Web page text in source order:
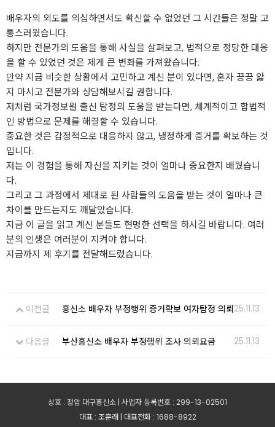
배우자의 외도를 의심하면서도 확신할 수 없었던 그 시간들은 정말 고
통스러웠습니다.
하지만 전문가의 도움을 통해 사실을 살펴보고, 법적으로 정당한 대응
을 할 수 있었던 것은 제게 큰 변화를 가져왔습니다.
만약 지금 비슷한 상황에서 고민하고 계신 분이 있다면, 혼자 끙끙 앓
지 마시고 전문가와 상담해보시길 권합니다.
저처럼 국가정보원 출신 탐정의 도움을 받는다면, 체계적이고 합법적
인 방법으로 문제를 해결할 수 있습니다.
중요한 것은 감정적으로 대응하지 않고, 냉정하게 증거를 확보하는 것
입니다.
저는 이 경험을 통해 자신을 지키는 것이 얼마나 중요한지 배웠습니
다.
그리고 그 과정에서 제대로 된 사람들의 도움을 받는 것이 얼마나 큰
차이를 만드는지도 깨달았습니다.
지금 이 글을 읽고 계신 분들도 현명한 선택을 하시길 바랍니다. 여러
분의 인생은 여러분이 지켜야 합니다.
지금까지 제 후기를 전달해드렸습니다.
이전글 흥신소 배우자 부정행위 증거확보 여자탐정 의뢰25.11.13
다음글 부산흥신소 배우자 부정행위 조사 의뢰요금 25.11.13
상호 : 정암 대구흥신소 | 사업자 등록번호 : 299-13-02501
대표 : 조훈래 | 대표전화 : 1688-8922